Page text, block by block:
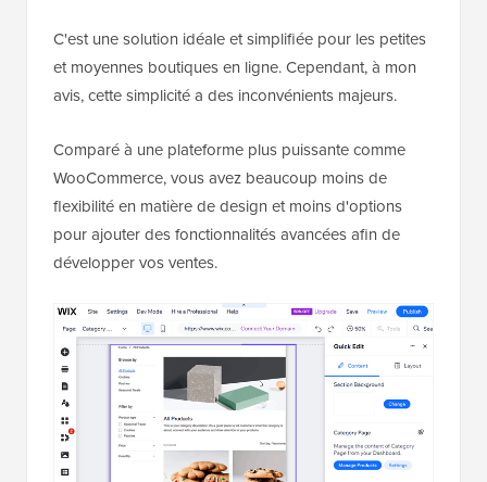
C'est une solution idéale et simplifiée pour les petites
et moyennes boutiques en ligne. Cependant, à mon
avis, cette simplicité a des inconvénients majeurs.
Comparé à une plateforme plus puissante comme
WooCommerce, vous avez beaucoup moins de
flexibilité en matière de design et moins d'options
pour ajouter des fonctionnalités avancées afin de
développer vos ventes.